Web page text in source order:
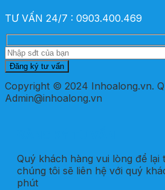
TƯ VẤN 24/7 : 0903.400.469
Copyright © 2024 Inhoalong.vn.
Admin@inhoalong.vn
Quý khách hàng vui lòng để lại
chúng tôi sẽ liên hệ với quý
phút